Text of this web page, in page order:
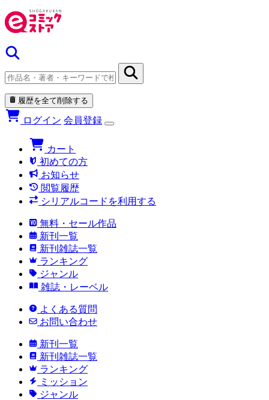
履歴を全て削除する
ログイン 会員登録
カート
初めての方
お知らせ
閲覧履歴
シリアルコードを利用する
無料・セール作品
新刊一覧
新刊雑誌一覧
ランキング
ジャンル
雑誌・レーベル
よくある質問
お問い合わせ
新刊一覧
新刊雑誌一覧
ランキング
ミッション
ジャンル